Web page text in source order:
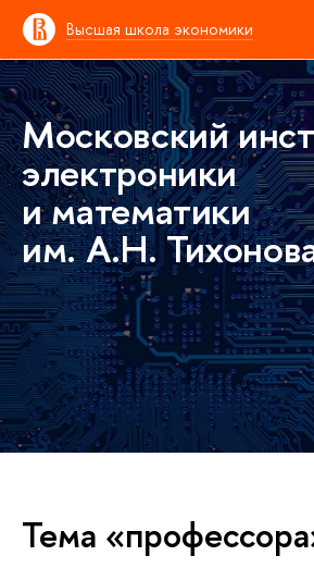
Высшая школа экономики
Московский
электроники
и математики
им. А.Н.
Тема